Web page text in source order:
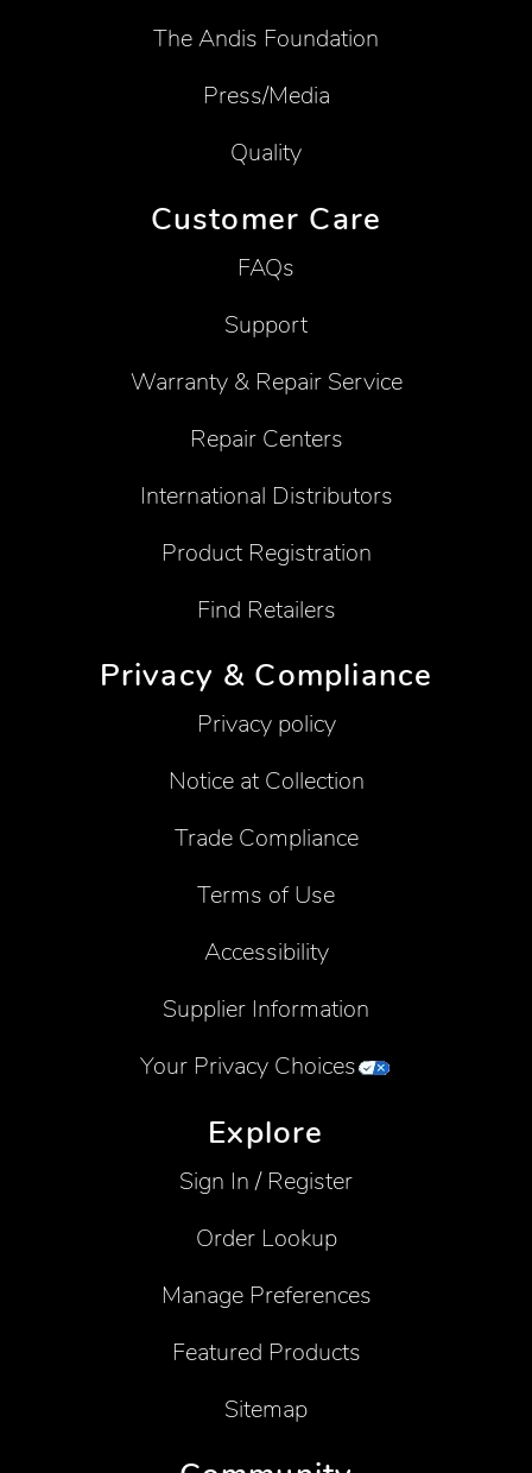
The Andis Foundation
Press/Media
Quality
Customer Care
FAQs
Support
Warranty & Repair Service
Repair Centers
International Distributors
Product Registration
Find Retailers
Privacy & Compliance
Privacy policy
Notice at Collection
Trade Compliance
Terms of Use
Accessibility
Supplier Information
Your Privacy Choices
Explore
Sign In / Register
Order Lookup
Manage Preferences
Featured Products
Sitemap